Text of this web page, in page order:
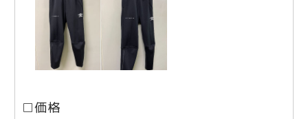
□価格